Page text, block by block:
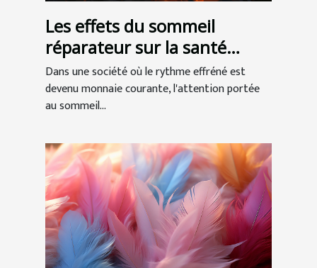
Les effets du sommeil
réparateur sur la santé
globale
Dans une société où le rythme effréné est
devenu monnaie courante, l'attention portée
au sommeil...